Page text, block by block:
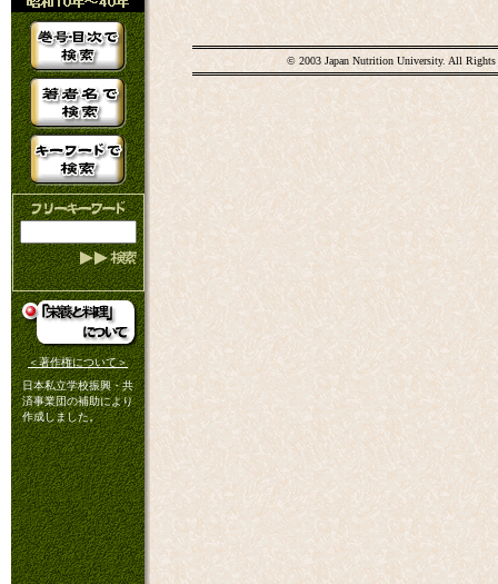
＜著作権について＞
日本私立学校振興・共
済事業団の補助により
作成しました。
© 2003 Japan Nutrition University. All Rights